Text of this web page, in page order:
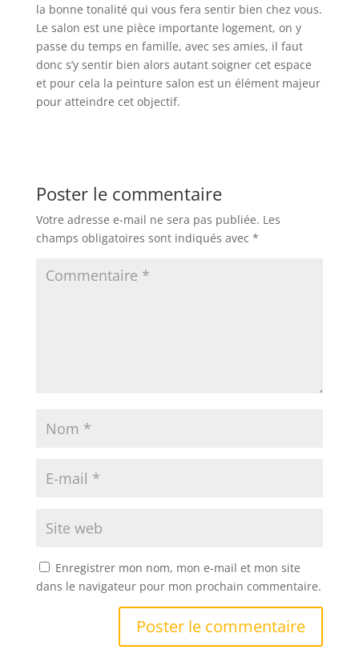
la bonne tonalité qui vous fera sentir bien chez vous.
Le salon est une pièce importante logement, on y
passe du temps en famille, avec ses amies, il faut
donc s’y sentir bien alors autant soigner cet espace
et pour cela la peinture salon est un élément majeur
pour atteindre cet objectif.
Poster le commentaire
Votre adresse e-mail ne sera pas publiée. Les
champs obligatoires sont indiqués avec *
Enregistrer mon nom, mon e-mail et mon site
dans le navigateur pour mon prochain commentaire.